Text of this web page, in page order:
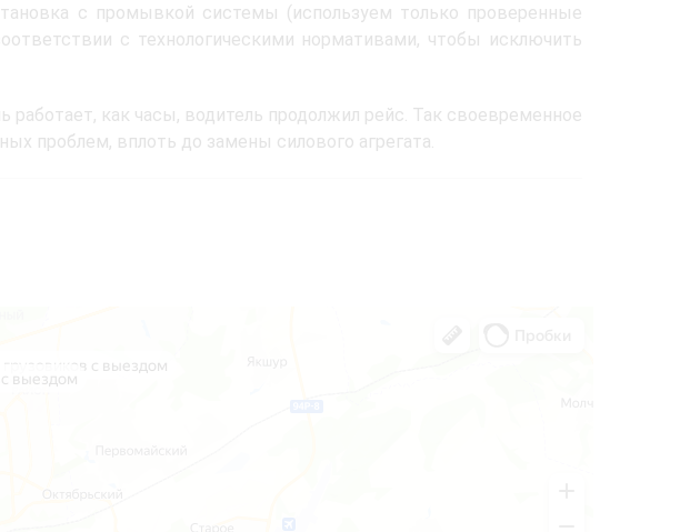
с промывкой системы (используем только проверенные
с технологическими нормативами, чтобы исключить
работает, как часы, водитель продолжил рейс. Так своевременное
проблем, вплоть до замены силового агрегата.